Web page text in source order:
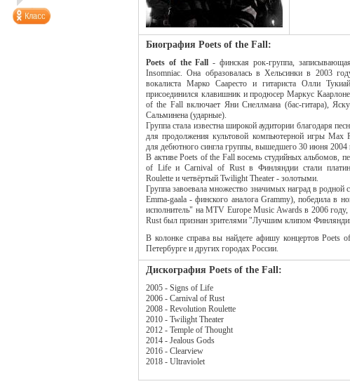
Биография Poets of the Fall:
Poets of the Fall - финская рок-группа,
Insomniac. Она образовалась в Хельсинки в 2003
вокалиста Марко Сааресто и гитариста Олли
присоединился клавишник и продюсер Маркус
of the Fall включает Яни Снеллмана (бас-гитара),
Сальминена (ударные).
Группа стала известна широкой аудитории благодаря
для продолжения культовой компьютерной игры Max
для дебютного сингла группы, вышедшего 30 июня 2004
В активе Poets of the Fall восемь студийных альбомов,
of Life и Carnival of Rust в Финляндии стали
Roulette и четвёртый Twilight Theater - золотыми.
Группа завоевала множество значимых наград в родной
Emma-gaala - финского аналога Grammy), победила в
исполнитель" на MTV Europe Music Awards в 2006
Rust был признан зрителями "Лучшим клипом
В колонке справа вы найдете афишу концертов Poets
Петербурге и других городах России.
Дискография Poets of the Fall:
2005 - Signs of Life
2006 - Carnival of Rust
2008 - Revolution Roulette
2010 - Twilight Theater
2012 - Temple of Thought
2014 - Jealous Gods
2016 - Clearview
2018 - Ultraviolet